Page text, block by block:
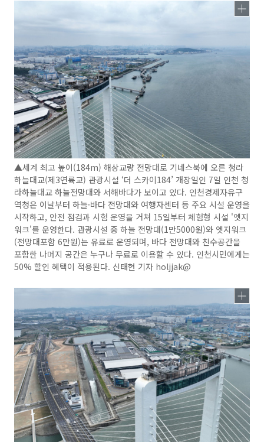
▲세계 최고 높이(184m) 해상교량 전망대로 기네스북에 오른 청라
하늘대교(제3연륙교) 관광시설 ‘더 스카이184’ 개장일인 7일 인천 청
라하늘대교 하늘전망대와 서해바다가 보이고 있다. 인천경제자유구
역청은 이날부터 하늘·바다 전망대와 여행자센터 등 주요 시설 운영을
시작하고, 안전 점검과 시험 운영을 거쳐 15일부터 체험형 시설 '엣지
워크'를 운영한다. 관광시설 중 하늘 전망대(1만5000원)와 엣지워크
(전망대포함 6만원)는 유료로 운영되며, 바다 전망대와 친수공간을
포함한 나머지 공간은 누구나 무료로 이용할 수 있다. 인천시민에게는
50% 할인 혜택이 적용된다. 신태현 기자 holjjak@